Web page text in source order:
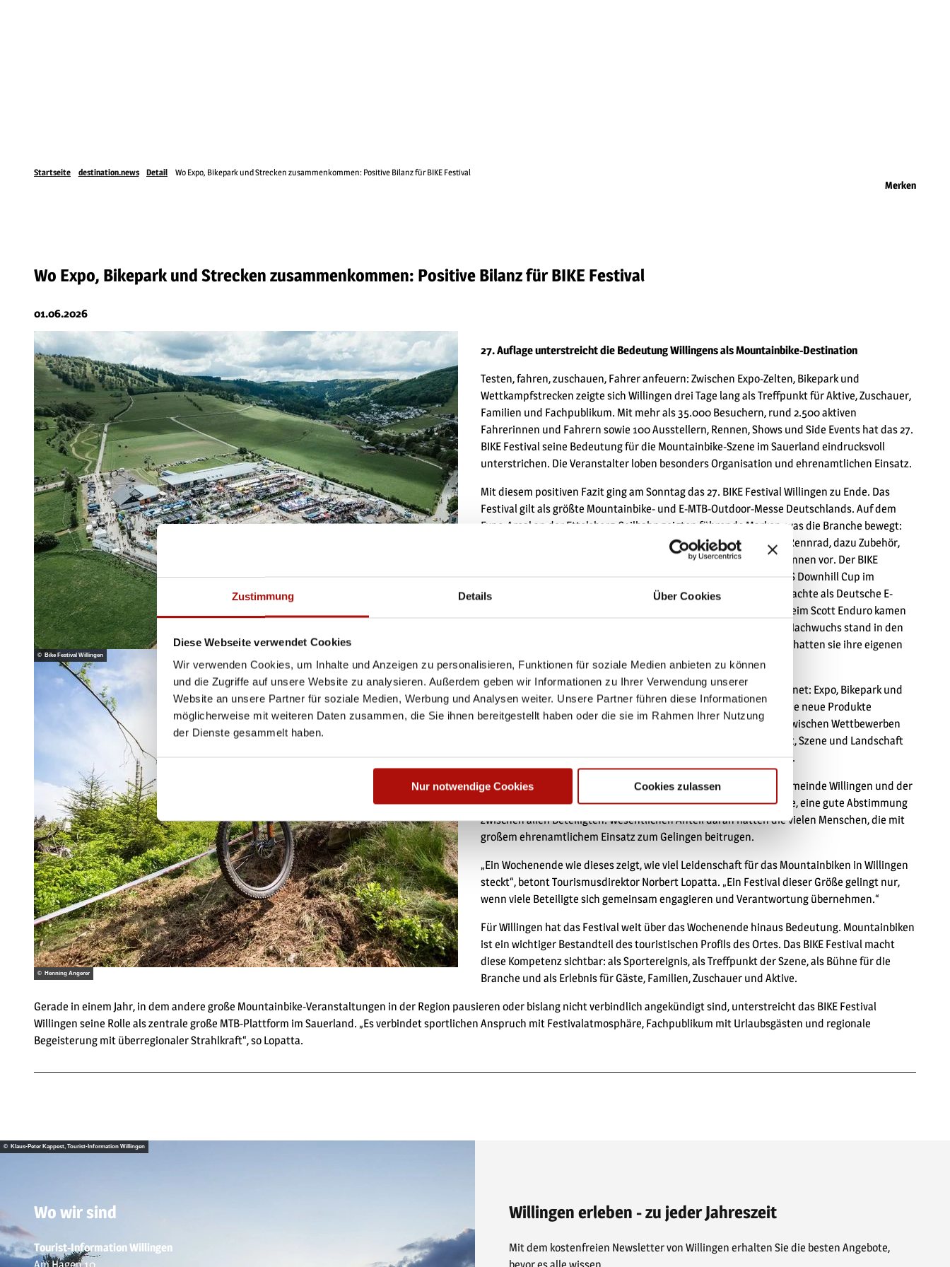
Zustimmung Details Über Cookies
Diese Webseite verwendet Cookies
Wir verwenden Cookies, um Inhalte und Anzeigen zu personalisieren, Funktionen für soziale Medien anbieten zu können
und die Zugriffe auf unsere Website zu analysieren. Außerdem geben wir Informationen zu Ihrer Verwendung unserer
Website an unsere Partner für soziale Medien, Werbung und Analysen weiter. Unsere Partner führen diese Informationen
möglicherweise mit weiteren Daten zusammen, die Sie ihnen bereitgestellt haben oder die sie im Rahmen Ihrer Nutzung
der Dienste gesammelt haben.
Nur notwendige Cookies Cookies zulassen
Startseite destination.news Detail Wo Expo, Bikepark und Strecken zusammenkommen: Positive Bilanz für BIKE Festival
Merken
Wo Expo, Bikepark und Strecken zusammenkommen: Positive Bilanz für BIKE Festival
01.06.2026
© Bike Festival Willingen
© Henning Angerer
27. Auflage unterstreicht die Bedeutung Willingens als Mountainbike-Destination
Testen, fahren, zuschauen, Fahrer anfeuern: Zwischen Expo-Zelten, Bikepark und
Wettkampfstrecken zeigte sich Willingen drei Tage lang als Treffpunkt für Aktive, Zuschauer,
Familien und Fachpublikum. Mit mehr als 35.000 Besuchern, rund 2.500 aktiven
Fahrerinnen und Fahrern sowie 100 Ausstellern, Rennen, Shows und Side Events hat das 27.
BIKE Festival seine Bedeutung für die Mountainbike-Szene im Sauerland eindrucksvoll
unterstrichen. Die Veranstalter loben besonders Organisation und ehrenamtlichen Einsatz.
Mit diesem positiven Fazit ging am Sonntag das 27. BIKE Festival Willingen zu Ende. Das
Festival gilt als größte Mountainbike- und E-MTB-Outdoor-Messe Deutschlands. Auf dem
Expo-Areal an der Ettelsberg-Seilbahn zeigten führende Marken, was die Branche bewegt:
neue Bikes und Technik für MTB und E-MTB, aber auch Gravel und Rennrad, dazu Zubehör,
Komponenten und Ausrüstung. Den sportlichen Takt gaben die Rennen vor. Der BIKE
Marathon führte über langen Strecken rund um Willingen, beim iXS Downhill Cup im
Bikepark zählten Technik und Tempo, die Bosch eMTB Challenge brachte als Deutsche E-
Enduro-Meisterschaft zusätzliche Spannung ins Programm, und beim Scott Enduro kamen
Fahrtechnik, Ausdauer und Streckengefühl zusammen. Auch der Nachwuchs stand in den
Startlöchern: Bei der Scott Junior Trophy und dem VPACE Kids Cup hatten sie ihre eigenen
Rennen.
Einmal mehr wurde deutlich, was den Standort Willingen auszeichnet: Expo, Bikepark und
Strecken liegen nah beieinander. Wer auf dem Ausstellungsgelände neue Produkte
entdeckt, kann sie direkt im Bikepark testen. Zuschauer pendeln zwischen Wettbewerben
und Ausstellungsfläche. Genau diese Verbindung aus Messe, Sport, Szene und Landschaft
macht das Festival für Besucher, Aussteller und Aktive so attraktiv.
Nach drei intensiven Festivaltagen ziehen die Veranstalter, die Gemeinde Willingen und der
Delius Klasing Verlag, eine positive Bilanz: Funktionierende Abläufe, eine gute Abstimmung
zwischen allen Beteiligten. Wesentlichen Anteil daran hatten die vielen Menschen, die mit
großem ehrenamtlichem Einsatz zum Gelingen beitrugen.
„Ein Wochenende wie dieses zeigt, wie viel Leidenschaft für das Mountainbiken in Willingen
steckt“, betont Tourismusdirektor Norbert Lopatta. „Ein Festival dieser Größe gelingt nur,
wenn viele Beteiligte sich gemeinsam engagieren und Verantwortung übernehmen.“
Für Willingen hat das Festival weit über das Wochenende hinaus Bedeutung. Mountainbiken
ist ein wichtiger Bestandteil des touristischen Profils des Ortes. Das BIKE Festival macht
diese Kompetenz sichtbar: als Sportereignis, als Treffpunkt der Szene, als Bühne für die
Branche und als Erlebnis für Gäste, Familien, Zuschauer und Aktive.
Gerade in einem Jahr, in dem andere große Mountainbike-Veranstaltungen in der Region pausieren oder bislang nicht verbindlich angekündigt sind, unterstreicht das BIKE Festival
Willingen seine Rolle als zentrale große MTB-Plattform im Sauerland. „Es verbindet sportlichen Anspruch mit Festivalatmosphäre, Fachpublikum mit Urlaubsgästen und regionale
Begeisterung mit überregionaler Strahlkraft“, so Lopatta.
© Klaus-Peter Kappest, Tourist-Information Willingen
Wo wir sind
Tourist-Information Willingen
Am Hagen 10
Willingen erleben - zu jeder Jahreszeit
Mit dem kostenfreien Newsletter von Willingen erhalten Sie die besten Angebote,
bevor es alle wissen.